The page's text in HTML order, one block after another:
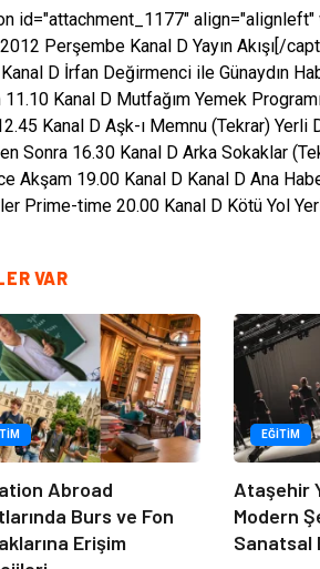
id="attachment_1177" align="alignleft"
Perşembe Kanal D Yayın Akışı[/
D İrfan Değirmenci ile Günaydın
11.10 Kanal D Mutfağım Yemek
Kanal D Aşk-ı Memnu (Tekrar)
Sonra 16.30 Kanal D Arka Sokaklar
Akşam 19.00 Kanal D Kanal D Ana
Prime-time 20.00 Kanal D Kötü Yol
VAR
Abroad
Burs ve Fon
Erişim
EĞITIM
Ataşehir
Modern
Sanatsal